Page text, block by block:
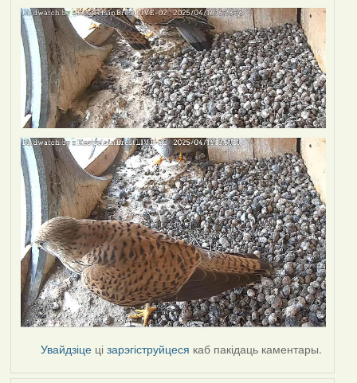
Увайдзіце цізарэгіструйцеся каб пакідаць каментары.